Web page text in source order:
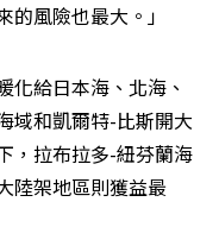
風險也最大。」
化給日本海、北海、
域和凱爾特-比斯開大
，拉布拉多-紐芬蘭海
陸架地區則獲益最